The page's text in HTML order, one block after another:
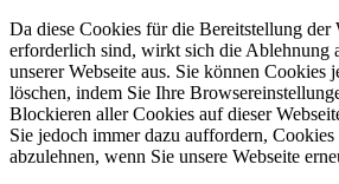
Da diese Cookies für die Bereitstellung der
erforderlich sind, wirkt sich die Ablehnung
unserer Webseite aus. Sie können Cookies
löschen, indem Sie Ihre
Blockieren aller Cookies auf dieser
Sie jedoch immer dazu auffordern, Cookies
abzulehnen, wenn Sie unsere Webseite